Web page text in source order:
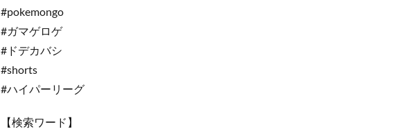
#pokemongo
#ガマゲロゲ
#ドデカバシ
#shorts
#ハイパーリーグ
【検索ワード】